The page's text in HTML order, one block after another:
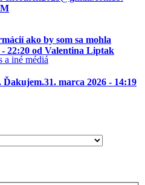
a iné médiá
ako by som sa mohla
- 22:20 od Valentina Liptak
Ďakujem.31. marca 2026 - 14:19